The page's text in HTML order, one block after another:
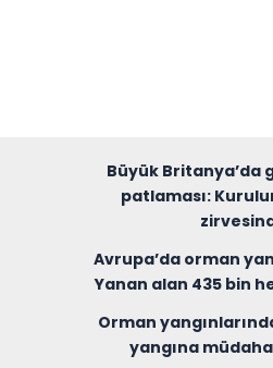
Büyük Britanya’da
patlaması:
Avrupa’da orman
Yanan alan 435 bin
Orman
yangına